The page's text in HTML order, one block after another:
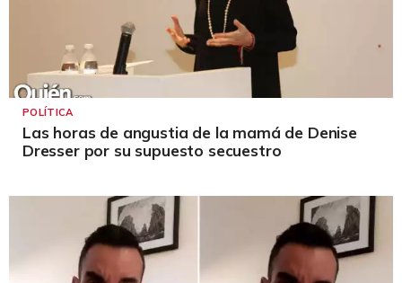
POLÍTICA
Las horas de angustia de la mamá de Denise
Dresser por su supuesto secuestro